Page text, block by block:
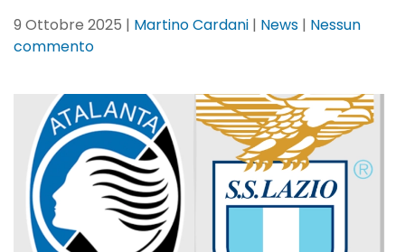
9 Ottobre 2025 | Martino Cardani | News | Nessun
commentosu
Atalanta-
Lazio:
le
informazioni
per
l’acquisto
biglietti